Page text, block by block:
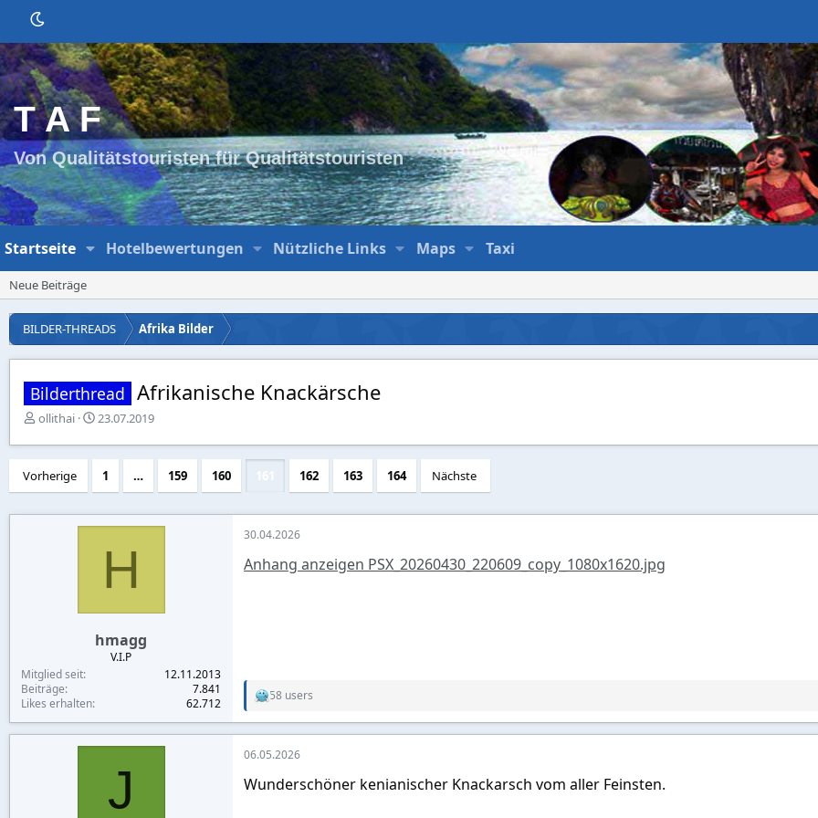
T A F
Von Qualitätstouristen für Qualitätstouristen
Startseite Hotelbewertungen Nützliche Links Maps Taxi
Neue Beiträge
BILDER-THREADS Afrika Bilder
Bilderthread Afrikanische Knackärsche
E
s
e
l
ollithai
E
s
l
t
23.07.2019
Vorherige 1 … 159 160 162 163 164 Nächste
H
hmagg
V.I.P
Mitglied seit
12.11.2013
Beiträge
7.841
Likes erhalten
62.712
30.04.2026
Anhang anzeigen PSX_20260430_220609_copy_1080x1620.jpg
R
t
o
58 users
J
06.05.2026
Wunderschöner kenianischer Knackarsch vom aller Feinsten.